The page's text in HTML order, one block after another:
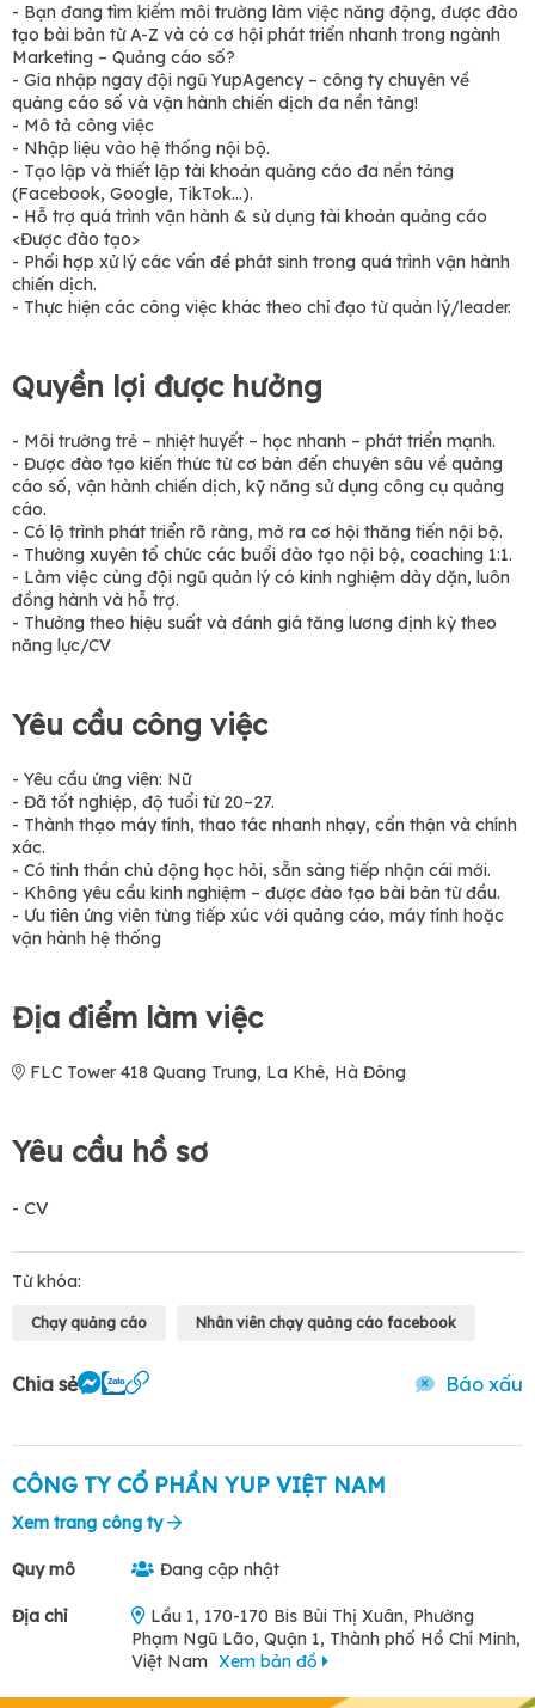
- Bạn đang tìm kiếm môi trường làm việc năng động, được đào
tạo bài bản từ A-Z và có cơ hội phát triển nhanh trong ngành
Marketing – Quảng cáo số?
- Gia nhập ngay đội ngũ YupAgency – công ty chuyên về
quảng cáo số và vận hành chiến dịch đa nền tảng!
- Mô tả công việc
- Nhập liệu vào hệ thống nội bộ.
- Tạo lập và thiết lập tài khoản quảng cáo đa nền tảng
(Facebook, Google, TikTok…).
- Hỗ trợ quá trình vận hành & sử dụng tài khoản quảng cáo
<Được đào tạo>
- Phối hợp xử lý các vấn đề phát sinh trong quá trình vận hành
chiến dịch.
- Thực hiện các công việc khác theo chỉ đạo từ quản lý/leader.
Quyền lợi được hưởng
- Môi trường trẻ – nhiệt huyết – học nhanh – phát triển mạnh.
- Được đào tạo kiến thức từ cơ bản đến chuyên sâu về quảng
cáo số, vận hành chiến dịch, kỹ năng sử dụng công cụ quảng
cáo.
- Có lộ trình phát triển rõ ràng, mở ra cơ hội thăng tiến nội bộ.
- Thường xuyên tổ chức các buổi đào tạo nội bộ, coaching 1:1.
- Làm việc cùng đội ngũ quản lý có kinh nghiệm dày dặn, luôn
đồng hành và hỗ trợ.
- Thưởng theo hiệu suất và đánh giá tăng lương định kỳ theo
năng lực/CV
Yêu cầu công việc
- Yêu cầu ứng viên: Nữ
- Đã tốt nghiệp, độ tuổi từ 20–27.
- Thành thạo máy tính, thao tác nhanh nhạy, cẩn thận và chính
xác.
- Có tinh thần chủ động học hỏi, sẵn sàng tiếp nhận cái mới.
- Không yêu cầu kinh nghiệm – được đào tạo bài bản từ đầu.
- Ưu tiên ứng viên từng tiếp xúc với quảng cáo, máy tính hoặc
vận hành hệ thống
Địa điểm làm việc
FLC Tower 418 Quang Trung, La Khê, Hà Đông
Yêu cầu hồ sơ
- CV
Từ khóa:
Chạy quảng cáo Nhân viên chạy quảng cáo facebook
Chia sẻ Báo xấu
CÔNG TY CỔ PHẦN YUP VIỆT NAM
Xem trang công ty
Quy mô Đang cập nhật
Địa chỉ
Lầu 1, 170-170 Bis Bùi Thị Xuân, Phường
Phạm Ngũ Lão, Quận 1, Thành phố Hồ Chí Minh,
Việt Nam Xem bản đồ